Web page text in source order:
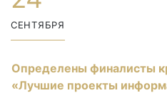
СЕНТЯБРЯ
Определены финалисты
«Лучшие проекты